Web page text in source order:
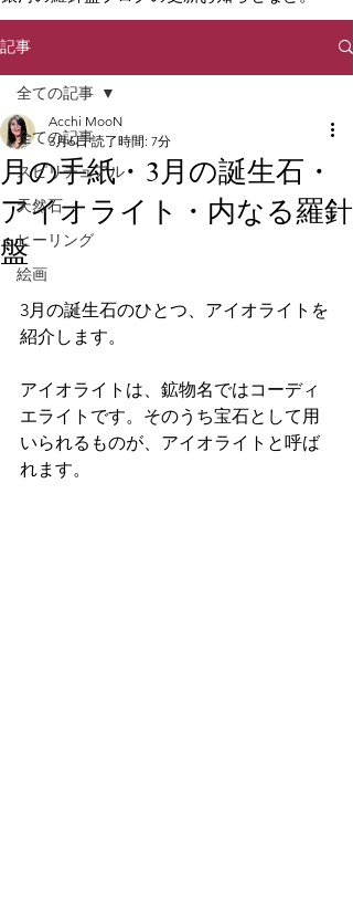
記事
全ての記事
スピリチュアル
天然石
ヒーリング
絵画
全ての記事
月の手紙・3月の誕生石・
アイオライト・内なる羅針
盤
Acchi MooN
3月6日 読了時間: 7分
3月の誕生石のひとつ、アイオライトを
紹介します。
アイオライトは、鉱物名ではコーディ
エライトです。そのうち宝石として用
いられるものが、アイオライトと呼ば
れます。